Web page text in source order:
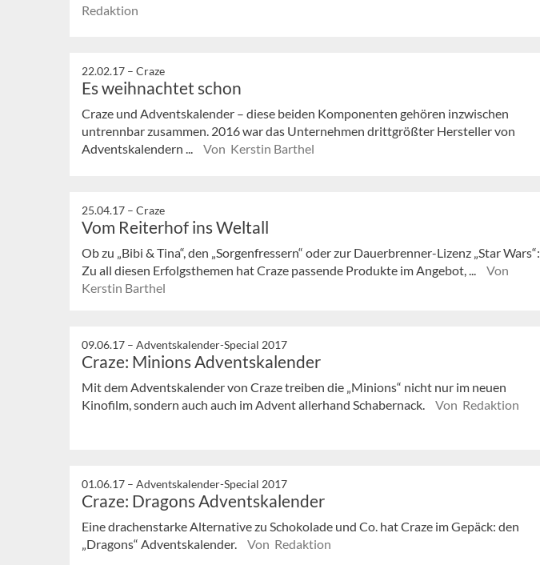
Redaktion
22.02.17 – Craze
Es weihnachtet schon
Craze und Adventskalender – diese beiden Komponenten gehören inzwischen
untrennbar zusammen. 2016 war das Unternehmen drittgrößter Hersteller von
Adventskalendern ...
Von Kerstin Barthel
25.04.17 – Craze
Vom Reiterhof ins Weltall
Ob zu „Bibi & Tina“, den „Sorgenfressern“ oder zur Dauerbrenner-Lizenz „Star Wars“:
Zu all diesen Erfolgsthemen hat Craze passende Produkte im Angebot, ...
Von
Kerstin Barthel
09.06.17 – Adventskalender-Special 2017
Craze: Minions Adventskalender
Mit dem Adventskalender von Craze treiben die „Minions“ nicht nur im neuen
Kinofilm, sondern auch auch im Advent allerhand Schabernack.
Von Redaktion
01.06.17 – Adventskalender-Special 2017
Craze: Dragons Adventskalender
Eine drachenstarke Alternative zu Schokolade und Co. hat Craze im Gepäck: den
„Dragons“ Adventskalender.
Von Redaktion